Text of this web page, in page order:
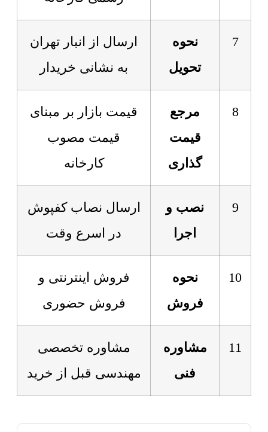
7
نحوه
تحویل
ارسال از انبار تهران
به نشانی خریدار
8
مرجع
قیمت
گذاری
قیمت بازار بر مبنای
قیمت مصوب
کارخانه
9
نصب و
اجرا
ارسال نصاب کفپوش
در اسرع وقت
10
نحوه
فروش
فروش اینترنتی و
فروش حضوری
11
مشاوره
فنی
مشاوره تخصصی
مهندسی قبل از خرید